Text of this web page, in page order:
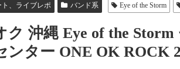
ト、ライブレポ バンド系 Eye of the Storm
ク 沖縄 Eye of the
ンター ONE OK ROCK